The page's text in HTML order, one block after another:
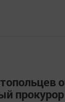
прокурор